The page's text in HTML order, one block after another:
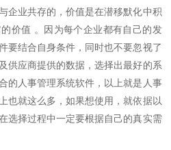
企业共存的，价值是在潜移默化中积
价值 。因为每个企业都有自己的发
要结合自身条件，同时也不要忽视了
供应商提供的数据，选择出最好的系
的人事管理系统软件，以上就是人事
也就这么多，如果想使用，就依据以
选择过程中一定要根据自己的真实需